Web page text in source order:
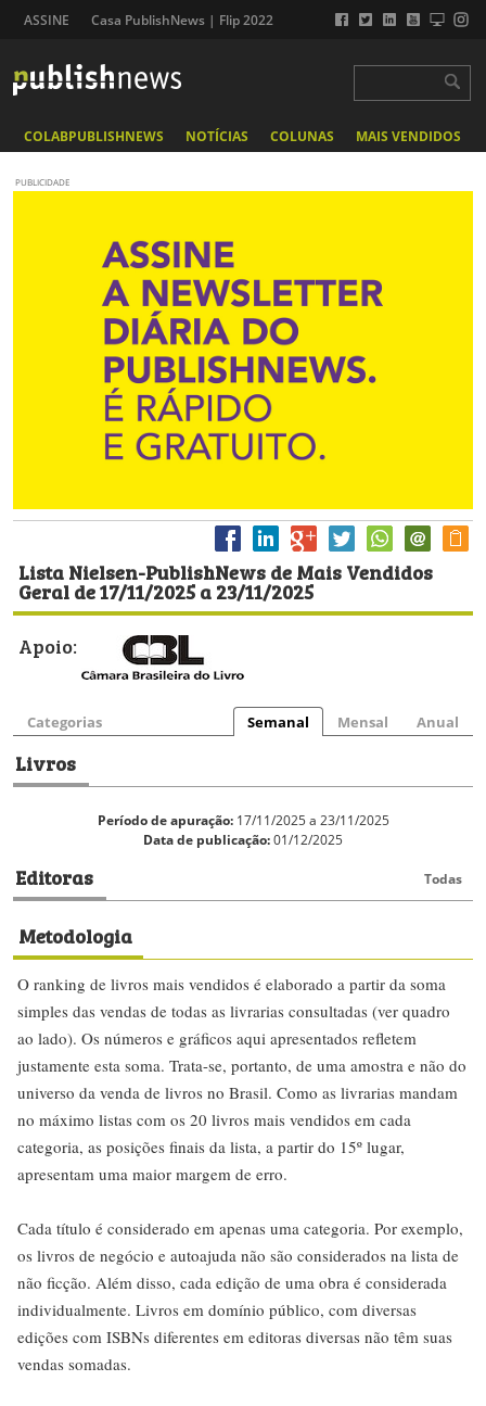
ASSINE Casa PublishNews | Flip 2022
COLABPUBLISHNEWS NOTÍCIAS COLUNAS MAIS VENDIDOS
PUBLICIDADE
Lista Nielsen-PublishNews de Mais Vendidos
Geral de 17/11/2025 a 23/11/2025
Apoio:
Categorias Semanal Mensal Anual
Livros
Período de apuração:17/11/2025 a 23/11/2025
Data de publicação:01/12/2025
Editoras Todas
Metodologia
O ranking de livros mais vendidos é elaborado a partir da soma
simples das vendas de todas as livrarias consultadas (ver quadro
ao lado). Os números e gráficos aqui apresentados refletem
justamente esta soma. Trata-se, portanto, de uma amostra e não do
universo da venda de livros no Brasil. Como as livrarias mandam
no máximo listas com os 20 livros mais vendidos em cada
categoria, as posições finais da lista, a partir do 15º lugar,
apresentam uma maior margem de erro.
Cada título é considerado em apenas uma categoria. Por exemplo,
os livros de negócio e autoajuda não são considerados na lista de
não ficção. Além disso, cada edição de uma obra é considerada
individualmente. Livros em domínio público, com diversas
edições com ISBNs diferentes em editoras diversas não têm suas
vendas somadas.